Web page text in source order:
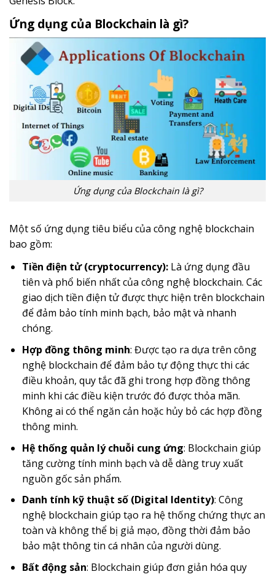
Ứng dụng của Blockchain là gì?
Ứng dụng của Blockchain là gì?
Một số ứng dụng tiêu biểu của công nghệ blockchain
bao gồm:
Tiền điện tử (cryptocurrency):Là ứng dụng đầu
tiên và phổ biến nhất của công nghệ blockchain. Các
giao dịch tiền điện tử được thực hiện trên blockchain
để đảm bảo tính minh bạch, bảo mật và nhanh
chóng.
Hợp đồng thông minh: Được tạo ra dựa trên công
nghệ blockchain để đảm bảo tự động thực thi các
điều khoản, quy tắc đã ghi trong hợp đồng thông
minh khi các điều kiện trước đó được thỏa mãn.
Không ai có thể ngăn cản hoặc hủy bỏ các hợp đồng
thông minh.
Hệ thống quản lý chuỗi cung ứng: Blockchain giúp
tăng cường tính minh bạch và dễ dàng truy xuất
nguồn gốc sản phẩm.
Danh tính kỹ thuật số (Digital Identity): Công
nghệ blockchain giúp tạo ra hệ thống chứng thực an
toàn và không thể bị giả mạo, đồng thời đảm bảo
bảo mật thông tin cá nhân của người dùng.
Bất động sản: Blockchain giúp đơn giản hóa quy